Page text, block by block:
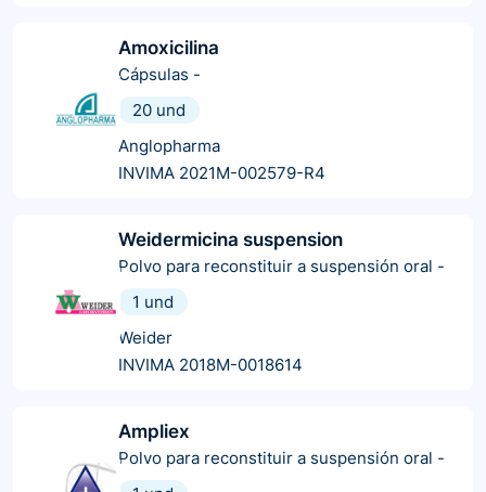
Amoxicilina
Cápsulas -
20 und
Anglopharma
INVIMA 2021M-002579-R4
Weidermicina suspension
Polvo para reconstituir a suspensión oral -
1 und
Weider
INVIMA 2018M-0018614
Ampliex
Polvo para reconstituir a suspensión oral -